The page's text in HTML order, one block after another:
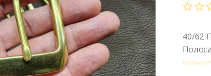
40/62